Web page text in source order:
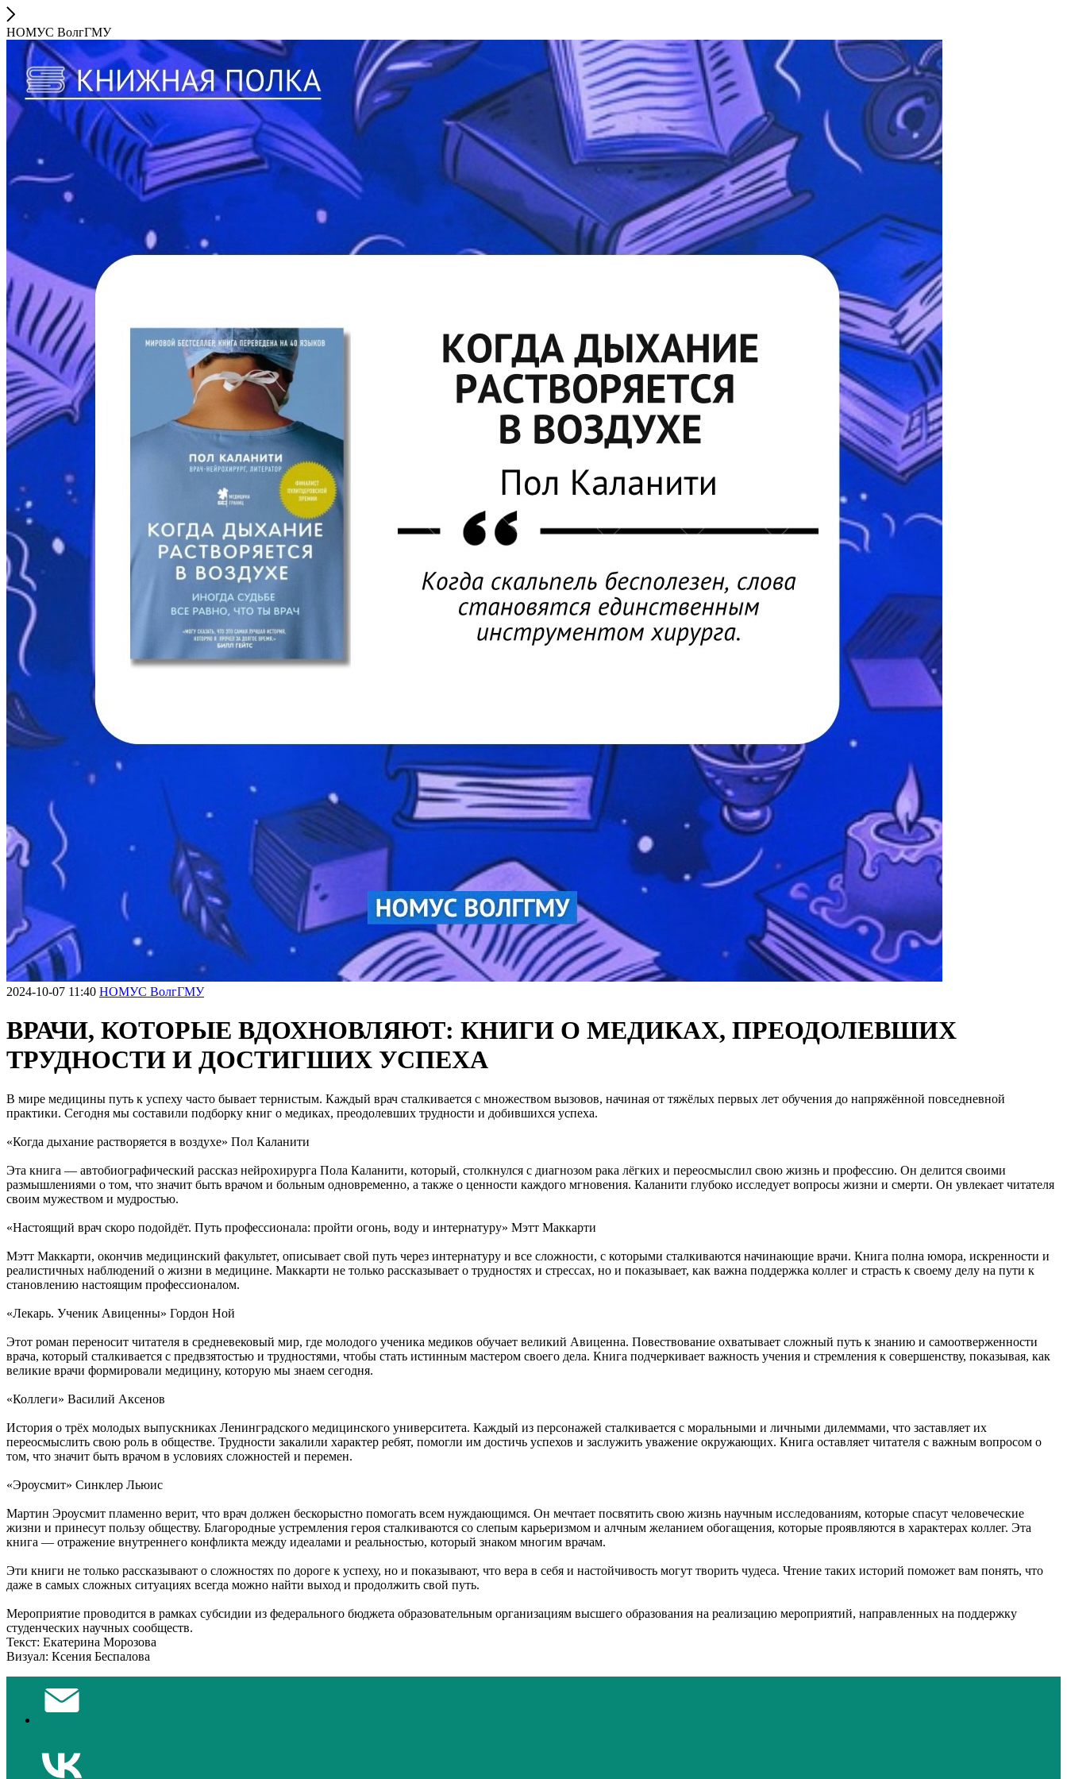
НОМУС ВолгГМУ
2024-10-07 11:40 НОМУС ВолгГМУ
ВРАЧИ, КОТОРЫЕ ВДОХНОВЛЯЮТ: КНИГИ О МЕДИКАХ, ПРЕОДОЛЕВШИХ
ТРУДНОСТИ И ДОСТИГШИХ УСПЕХА
В мире медицины путь к успеху часто бывает тернистым. Каждый врач сталкивается с множеством вызовов, начиная от тяжёлых первых лет обучения до напряжённой повседневной
практики. Сегодня мы составили подборку книг о медиках, преодолевших трудности и добившихся успеха.
«Когда дыхание растворяется в воздухе» Пол Каланити
Эта книга — автобиографический рассказ нейрохирурга Пола Каланити, который, столкнулся с диагнозом рака лёгких и переосмыслил свою жизнь и профессию. Он делится своими
размышлениями о том, что значит быть врачом и больным одновременно, а также о ценности каждого мгновения. Каланити глубоко исследует вопросы жизни и смерти. Он увлекает читателя
своим мужеством и мудростью.
«Настоящий врач скоро подойдёт. Путь профессионала: пройти огонь, воду и интернатуру» Мэтт Маккарти
Мэтт Маккарти, окончив медицинский факультет, описывает свой путь через интернатуру и все сложности, с которыми сталкиваются начинающие врачи. Книга полна юмора, искренности и
реалистичных наблюдений о жизни в медицине. Маккарти не только рассказывает о трудностях и стрессах, но и показывает, как важна поддержка коллег и страсть к своему делу на пути к
становлению настоящим профессионалом.
«Лекарь. Ученик Авиценны» Гордон Ной
Этот роман переносит читателя в средневековый мир, где молодого ученика медиков обучает великий Авиценна. Повествование охватывает сложный путь к знанию и самоотверженности
врача, который сталкивается с предвзятостью и трудностями, чтобы стать истинным мастером своего дела. Книга подчеркивает важность учения и стремления к совершенству, показывая, как
великие врачи формировали медицину, которую мы знаем сегодня.
«Коллеги» Василий Аксенов
История о трёх молодых выпускниках Ленинградского медицинского университета. Каждый из персонажей сталкивается с моральными и личными дилеммами, что заставляет их
переосмыслить свою роль в обществе. Трудности закалили характер ребят, помогли им достичь успехов и заслужить уважение окружающих. Книга оставляет читателя с важным вопросом о
том, что значит быть врачом в условиях сложностей и перемен.
«Эроусмит» Синклер Льюис
Мартин Эроусмит пламенно верит, что врач должен бескорыстно помогать всем нуждающимся. Он мечтает посвятить свою жизнь научным исследованиям, которые спасут человеческие
жизни и принесут пользу обществу. Благородные устремления героя сталкиваются со слепым карьеризмом и алчным желанием обогащения, которые проявляются в характерах коллег. Эта
книга — отражение внутреннего конфликта между идеалами и реальностью, который знаком многим врачам.
Эти книги не только рассказывают о сложностях по дороге к успеху, но и показывают, что вера в себя и настойчивость могут творить чудеса. Чтение таких историй поможет вам понять, что
даже в самых сложных ситуациях всегда можно найти выход и продолжить свой путь.
Мероприятие проводится в рамках субсидии из федерального бюджета образовательным организациям высшего образования на реализацию мероприятий, направленных на поддержку
студенческих научных сообществ.
Текст: Екатерина Морозова
Визуал: Ксения Беспалова